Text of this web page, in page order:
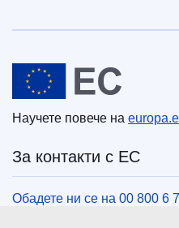
Европейски съюз
Научете повече на
За контакти с ЕС
Обадете ни се на 00 800 6